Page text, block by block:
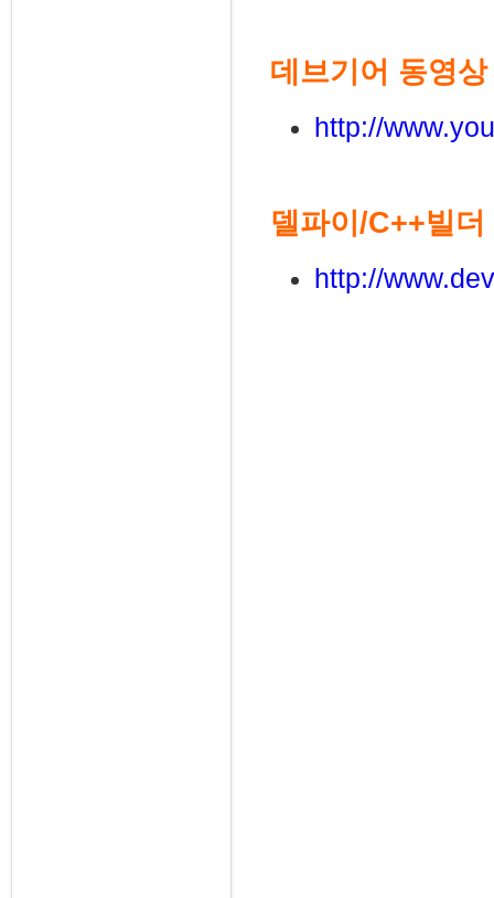
데브기어 동영
http://
델파이/C++빌
http://